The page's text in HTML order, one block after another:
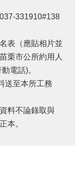
331910#138
表（應貼相片並
栗市公所約用人
電話)。
送至本所工務
料不論錄取與
本。